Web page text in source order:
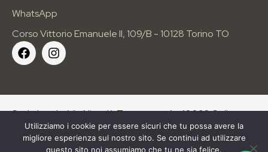
WhatsApp
Corso Vittorio Emanuele II, 109/B - 10128 Torino TO
Sede legale: Via Niccolò Tommaseo 4 – 10093 Collegno
(TO). | P.IVA: 12179080010
Utilizziamo i cookie per essere sicuri che tu possa avere la
migliore esperienza sul nostro sito. Se continui ad utilizzare
questo sito noi assumiamo che tu ne sia felice.